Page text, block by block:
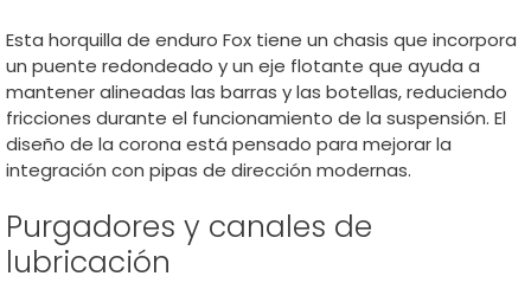
Esta horquilla de enduro Fox tiene un chasis que incorpora
un puente redondeado y un eje flotante que ayuda a
mantener alineadas las barras y las botellas, reduciendo
fricciones durante el funcionamiento de la suspensión. El
diseño de la corona está pensado para mejorar la
integración con pipas de dirección modernas.
Purgadores y canales de
lubricación